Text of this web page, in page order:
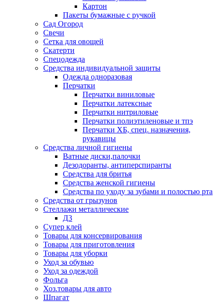
Картон
Пакеты бумажные с ручкой
Сад Огород
Свечи
Сетка для овощей
Скатерти
Спецодежда
Средства индивидуальной защиты
Одежда одноразовая
Перчатки
Перчатки виниловые
Перчатки латексные
Перчатки нитриловые
Перчатки полиэтиленовые и тпэ
Перчатки ХБ, спец. назначения,
рукавицы
Средства личной гигиены
Ватные диски,палочки
Дезодоранты, антиперспиранты
Средства для бритья
Средства женской гигиены
Средства по уходу за зубами и полостью рта
Средства от грызунов
Стеллажи металлические
Д3
Супер клей
Товары для консервирования
Товары для приготовления
Товары для уборки
Уход за обувью
Уход за одеждой
Фольга
Хоз.товары для авто
Шпагат